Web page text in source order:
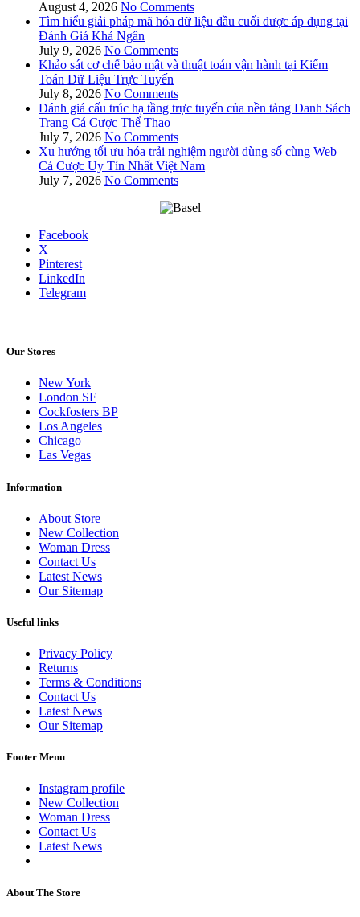
August 4, 2026 No Comments
Tìm hiểu giải pháp mã hóa dữ liệu đầu cuối được áp dụng tại
Đánh Giá Khả Ngân
July 9, 2026 No Comments
Khảo sát cơ chế bảo mật và thuật toán vận hành tại Kiểm
Toán Dữ Liệu Trực Tuyến
July 8, 2026 No Comments
Đánh giá cấu trúc hạ tầng trực tuyến của nền tảng Danh Sách
Trang Cá Cược Thể Thao
July 7, 2026 No Comments
Xu hướng tối ưu hóa trải nghiệm người dùng số cùng Web
Cá Cược Uy Tín Nhất Việt Nam
July 7, 2026 No Comments
Facebook
X
Pinterest
LinkedIn
Telegram
Our Stores
New York
London SF
Cockfosters BP
Los Angeles
Chicago
Las Vegas
Information
About Store
New Collection
Woman Dress
Contact Us
Latest News
Our Sitemap
Useful links
Privacy Policy
Returns
Terms & Conditions
Contact Us
Latest News
Our Sitemap
Footer Menu
Instagram profile
New Collection
Woman Dress
Contact Us
Latest News
About The Store